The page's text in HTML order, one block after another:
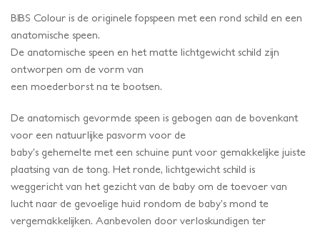
BIBS Colour is de originele fopspeen met een rond schild en een
anatomische speen.
De anatomische speen en het matte lichtgewicht schild zijn
ontworpen om de vorm van
een moederborst na te bootsen.
De anatomisch gevormde speen is gebogen aan de bovenkant
voor een natuurlijke pasvorm voor de
baby’s gehemelte met een schuine punt voor gemakkelijke juiste
plaatsing van de tong. Het ronde, lichtgewicht schild is
weggericht van het gezicht van de baby om de toevoer van
lucht naar de gevoelige huid rondom de baby’s mond te
vergemakkelijken. Aanbevolen door verloskundigen ter